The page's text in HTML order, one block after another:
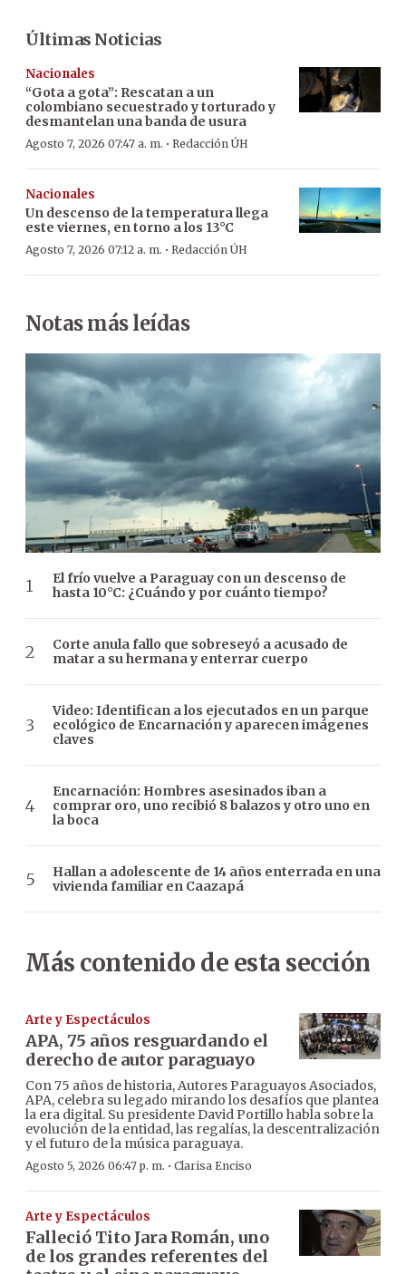
Últimas Noticias
Nacionales
“Gota a gota”: Rescatan a un
colombiano secuestrado y torturado y
desmantelan una banda de usura
Agosto 7, 2026 07:47 a. m. · Redacción ÚH
Nacionales
Un descenso de la temperatura llega
este viernes, en torno a los 13°C
Agosto 7, 2026 07:12 a. m. · Redacción ÚH
Notas más leídas
El frío vuelve a Paraguay con un descenso de
hasta 10°C: ¿Cuándo y por cuánto tiempo?
Corte anula fallo que sobreseyó a acusado de
matar a su hermana y enterrar cuerpo
Video: Identifican a los ejecutados en un parque
ecológico de Encarnación y aparecen imágenes
claves
Encarnación: Hombres asesinados iban a
comprar oro, uno recibió 8 balazos y otro uno en
la boca
Hallan a adolescente de 14 años enterrada en una
vivienda familiar en Caazapá
Más contenido de esta sección
Arte y Espectáculos
APA, 75 años resguardando el
derecho de autor paraguayo
Con 75 años de historia, Autores Paraguayos Asociados,
APA, celebra su legado mirando los desafíos que plantea
la era digital. Su presidente David Portillo habla sobre la
evolución de la entidad, las regalías, la descentralización
y el futuro de la música paraguaya.
Agosto 5, 2026 06:47 p. m. · Clarisa Enciso
Arte y Espectáculos
Falleció Tito Jara Román, uno
de los grandes referentes del